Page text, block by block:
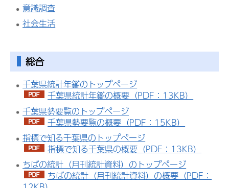
意識調査
社会生活
総合
千葉県統計年鑑のトップページ
千葉県統計年鑑の概要（PDF：13KB）
千葉県勢要覧のトップページ
千葉県勢要覧の概要（PDF：15KB）
指標で知る千葉県のトップページ
指標で知る千葉県の概要（PDF：13KB）
ちばの統計（月刊統計資料）のトップページ
ちばの統計（月刊統計資料）の概要（PDF：